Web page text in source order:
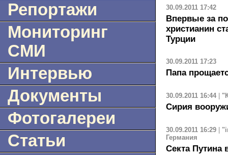
Репортажи
Мониторинг
СМИ
Интервью
Документы
Фотогалереи
Статьи
30.09.2011 17:42
Впервые за
христианин
Турции
30.09.2011 17:23
Папа
30.09.2011 16:44
Сирия
30.09.2011 16:29 |
Германия
Секта Путина